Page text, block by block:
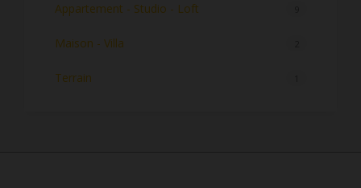
Appartement - Studio - Loft
Maison - Villa
Terrain